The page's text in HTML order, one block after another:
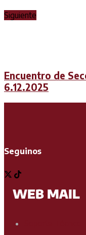
Siguiente
Encuentro de
6.12.2025
Seguinos